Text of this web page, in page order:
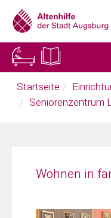
Skip
main
content
You
are
Startseite
Seniorenzentrum
Wohnen in